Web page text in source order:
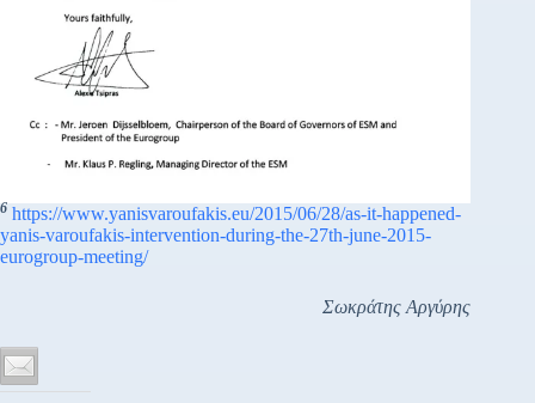
6 https://www.yanisvaroufakis.eu/2015/06/28/as-it-happened-
yanis-varoufakis-intervention-during-the-27th-june-2015-
eurogroup-meeting/
Σωκράτης Αργύρης